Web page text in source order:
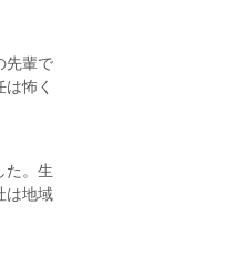
先輩で
怖く
た。生
は地域